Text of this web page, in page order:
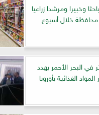
«الزراعة»: 170 باحثا وخبيرا ومرشدا زراعيا
في البحر الأحمر يهدد
الغذائية بأوروبا